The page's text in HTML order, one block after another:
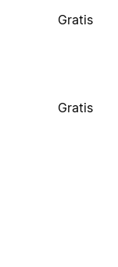
Gratis
Gratis